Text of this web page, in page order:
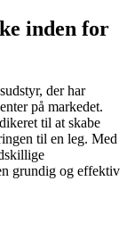
inden for
der har
på markedet.
til at skabe
til en leg. Med
grundig og effektiv